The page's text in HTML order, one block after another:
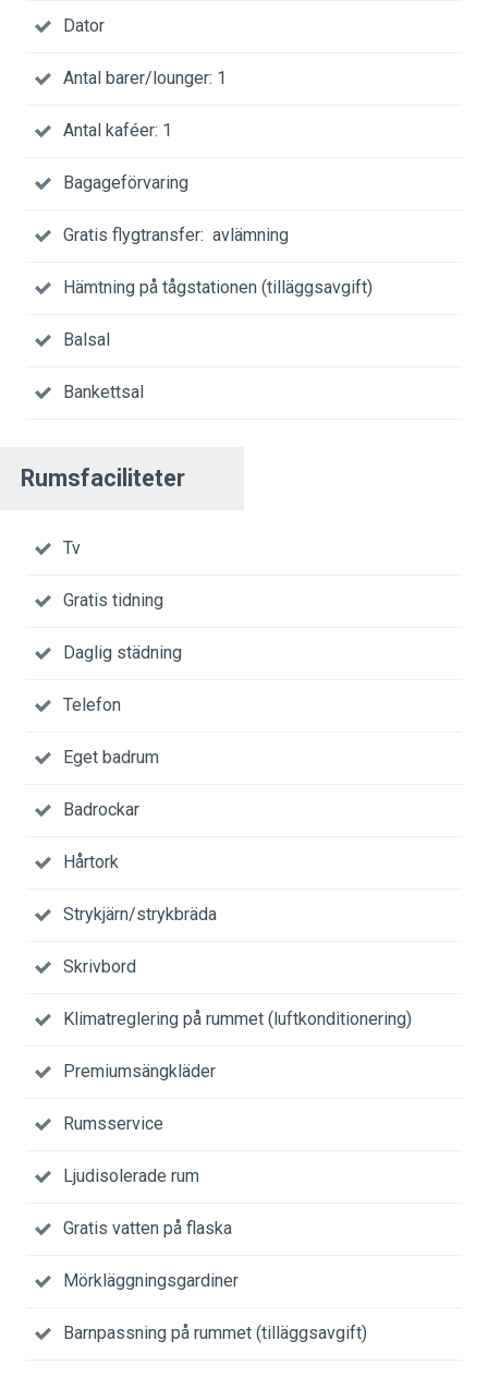
Dator
Antal barer/lounger: 1
Antal kaféer: 1
Bagageförvaring
Gratis flygtransfer: avlämning
Hämtning på tågstationen (tilläggsavgift)
Balsal
Bankettsal
Rumsfaciliteter
Tv
Gratis tidning
Daglig städning
Telefon
Eget badrum
Badrockar
Hårtork
Strykjärn/strykbräda
Skrivbord
Klimatreglering på rummet (luftkonditionering)
Premiumsängkläder
Rumsservice
Ljudisolerade rum
Gratis vatten på flaska
Mörkläggningsgardiner
Barnpassning på rummet (tilläggsavgift)